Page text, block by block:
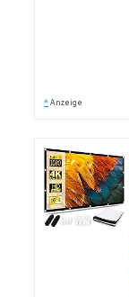
* Anzeige